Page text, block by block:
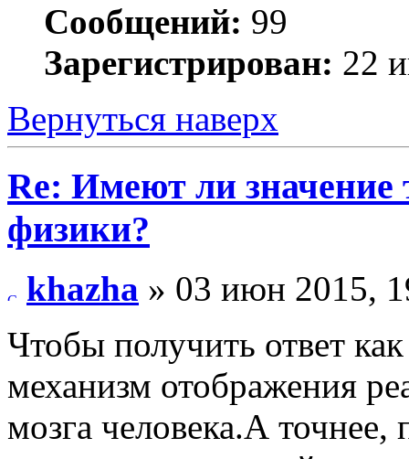
Сообщений: 99
Зарегистрирован: 22
Вернуться наверх
Re: Имеют ли значение
физики?
khazha » 03 июн 2015,
Чтобы получить ответ
механизм отображения
мозга человека.А точнее,